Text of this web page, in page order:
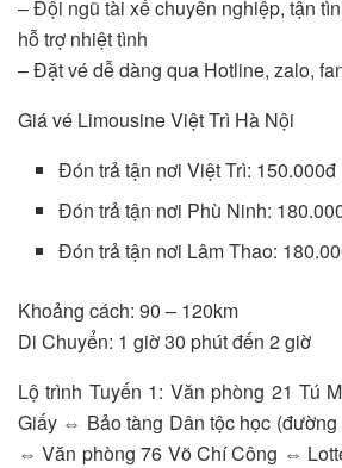
– Đội ngũ tài xế chuyên nghiệp, tận
hỗ trợ nhiệt tình
– Đặt vé dễ dàng qua Hotline, zalo,
Giá vé Limousine Việt Trì Hà Nội
Đón trả tận nơi Việt Trì: 150.000đ
Đón trả tận nơi Phù Ninh:
Đón trả tận nơi Lâm Thao:
Khoảng cách: 90 – 120km
Di Chuyển: 1 giờ 30 phút đến 2 giờ
Lộ trình Tuyến 1: Văn phòng 21 Tú
Giấy ⇔ Bảo tàng Dân tộc học
⇔ Văn phòng 76 Võ Chí Công ⇔